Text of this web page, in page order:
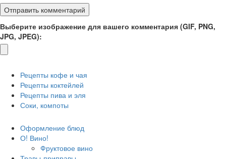
Выберите изображение для вашего комментария (GIF, PNG,
JPG, JPEG):
Рецепты кофе и чая
Рецепты коктейлей
Рецепты пива и эля
Соки, компоты
Оформление блюд
О! Вино!
Фруктовое вино